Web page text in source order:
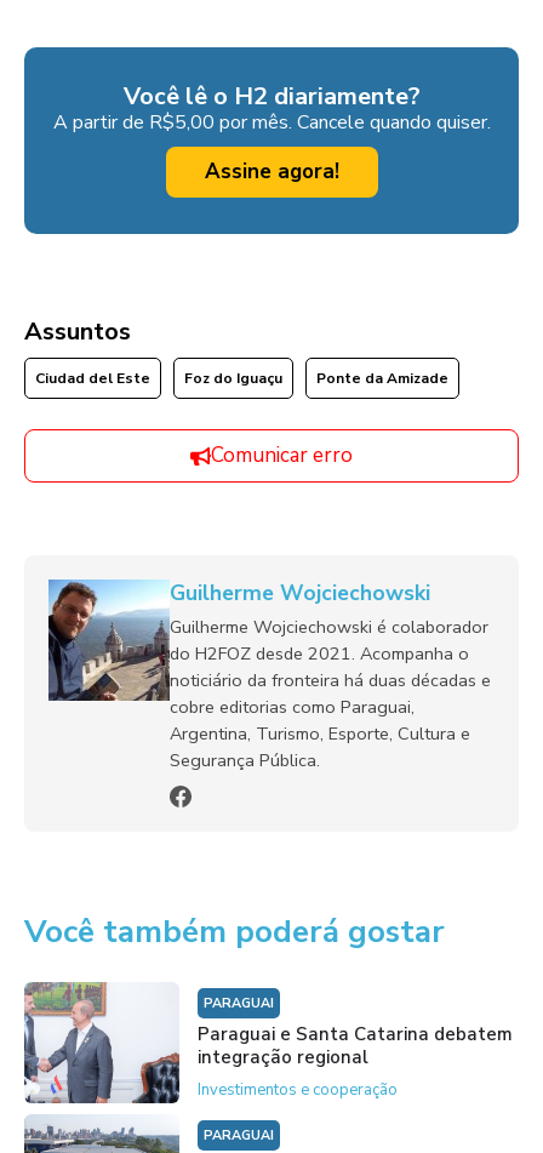
Você lê o H2 diariamente?
A partir de R$5,00 por mês. Cancele quando quiser.
Assine agora!
Assuntos
Ciudad del Este Foz do Iguaçu Ponte da Amizade
Comunicar erro
Guilherme Wojciechowski
Guilherme Wojciechowski é colaborador
do H2FOZ desde 2021. Acompanha o
noticiário da fronteira há duas décadas e
cobre editorias como Paraguai,
Argentina, Turismo, Esporte, Cultura e
Segurança Pública.
Você também poderá gostar
PARAGUAI
Paraguai e Santa Catarina debatem
integração regional
Investimentos e cooperação
PARAGUAI